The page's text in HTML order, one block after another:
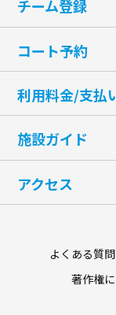
よくある質問
著作権
チーム登録
コート予約
利用料金/支払
施設ガイド
アクセス